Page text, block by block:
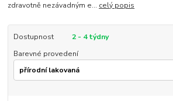
zdravotně nezávadným e... celý popis
Dostupnost
2 - 4 týdny
Barevné provedení